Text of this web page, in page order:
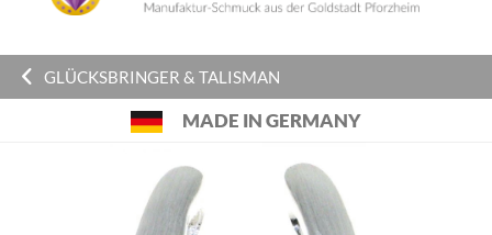
GLÜCKSBRINGER & TALISMAN
MADE IN GERMANY